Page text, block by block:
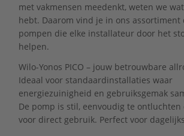
met vakmensen meedenkt, weten we
hebt. Daarom vind je in ons assortiment
pompen die elke installateur door het
helpen.
Wilo-Yonos PICO – jouw betrouwbare
Ideaal voor standaardinstallaties waar
energiezuinigheid en gebruiksgemak
De pomp is stil, eenvoudig te ontluchten
voor direct gebruik. Perfect voor